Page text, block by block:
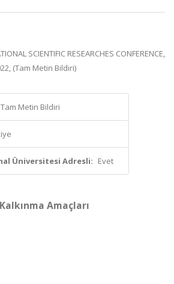
SCIENTIFIC RESEARCHES CONFERENCE,
(Tam Metin Bildiri)
Metin Bildiri
Üniversitesi Adresli: Evet
Amaçları